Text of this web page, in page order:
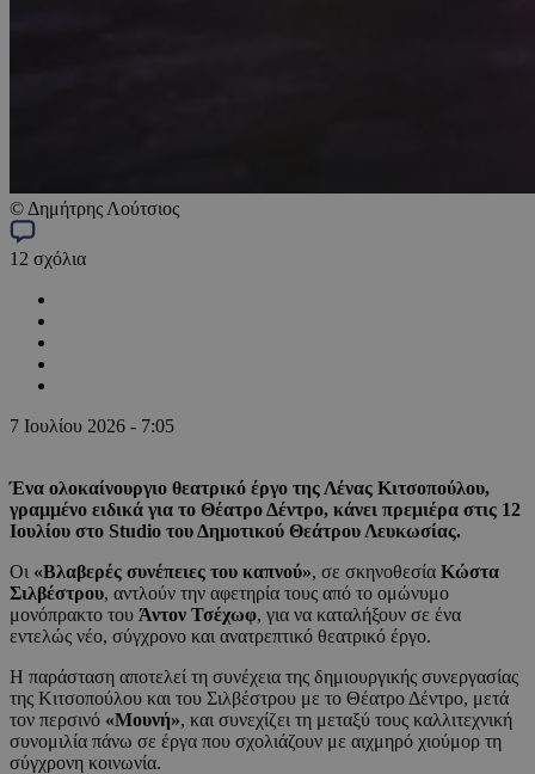
© Δημήτρης Λούτσιος
12 σχόλια
7 Ιουλίου 2026 - 7:05
Ένα ολοκαίνουργιο θεατρικό έργο της Λένας Κιτσοπούλου,
γραμμένο ειδικά για το Θέατρο Δέντρο, κάνει πρεμιέρα στις 12
Ιουλίου στο Studio του Δημοτικού Θεάτρου Λευκωσίας.
Οι «Βλαβερές συνέπειες του καπνού», σε σκηνοθεσία Κώστα
Σιλβέστρου, αντλούν την αφετηρία τους από το ομώνυμο
μονόπρακτο του Άντον Τσέχωφ, για να καταλήξουν σε ένα
εντελώς νέο, σύγχρονο και ανατρεπτικό θεατρικό έργο.
Η παράσταση αποτελεί τη συνέχεια της δημιουργικής συνεργασίας
της Κιτσοπούλου και του Σιλβέστρου με το Θέατρο Δέντρο, μετά
τον περσινό «Μουνή», και συνεχίζει τη μεταξύ τους καλλιτεχνική
συνομιλία πάνω σε έργα που σχολιάζουν με αιχμηρό χιούμορ τη
σύγχρονη κοινωνία.